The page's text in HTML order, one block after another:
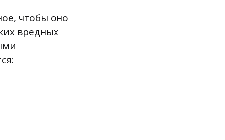
чтобы оно
вредных